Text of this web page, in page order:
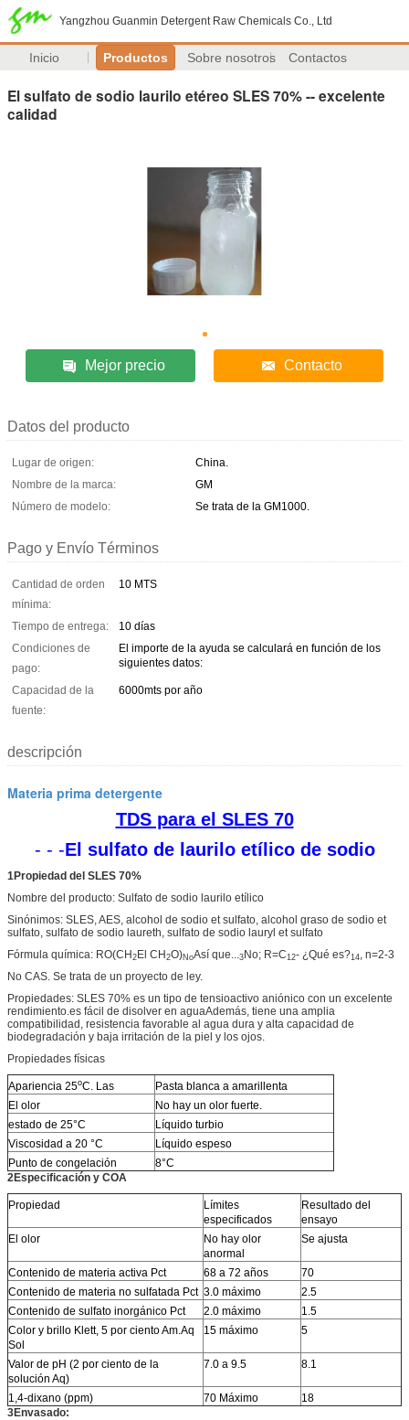
Yangzhou Guanmin Detergent Raw Chemicals Co., Ltd
Inicio Productos Sobre nosotros Contactos
El sulfato de sodio laurilo etéreo SLES 70% -- excelente
calidad
Mejor precio Contacto
Datos del producto
Lugar de origen:
China.
Nombre de la marca:
GM
Número de modelo:
Se trata de la GM1000.
Pago y Envío Términos
Cantidad de orden
mínima:
10 MTS
Tiempo de entrega:
10 días
Condiciones de
pago:
El importe de la ayuda se calculará en función de los
siguientes datos:
Capacidad de la
fuente:
6000mts por año
descripción
Materia prima detergente
TDS para el SLES 70
- - -El sulfato de laurilo etílico de sodio
1Propiedad del SLES 70%
Nombre del producto: Sulfato de sodio laurilo etílico
Sinónimos: SLES, AES, alcohol de sodio et sulfato, alcohol graso de sodio et
sulfato, sulfato de sodio laureth, sulfato de sodio lauryl et sulfato
Fórmula química: RO(CH2El CH2O)NoAsí que...3No; R=C12- ¿Qué es?14, n=2-3
No CAS. Se trata de un proyecto de ley.
Propiedades: SLES 70% es un tipo de tensioactivo aniónico con un excelente
rendimiento.es fácil de disolver en aguaAdemás, tiene una amplia
compatibilidad, resistencia favorable al agua dura y alta capacidad de
biodegradación y baja irritación de la piel y los ojos.
Propiedades físicas
Apariencia 25oC. Las
Pasta blanca a amarillenta
El olor
No hay un olor fuerte.
estado de 25°C
Líquido turbio
Viscosidad a 20 °C
Líquido espeso
Punto de congelación
8°C
2Especificación y COA
Propiedad
Límites
especificados
Resultado del
ensayo
El olor
No hay olor
anormal
Se ajusta
Contenido de materia activa Pct 68 a 72 años
70
Contenido de materia no sulfatada Pct 3.0 máximo
2.5
Contenido de sulfato inorgánico Pct
2.0 máximo
1.5
Color y brillo Klett, 5 por ciento Am.Aq
Sol
15 máximo 5
Valor de pH (2 por ciento de la
solución Aq)
7.0 a 9.5 8.1
1,4-dixano (ppm) 70 Máximo
18
3Envasado: